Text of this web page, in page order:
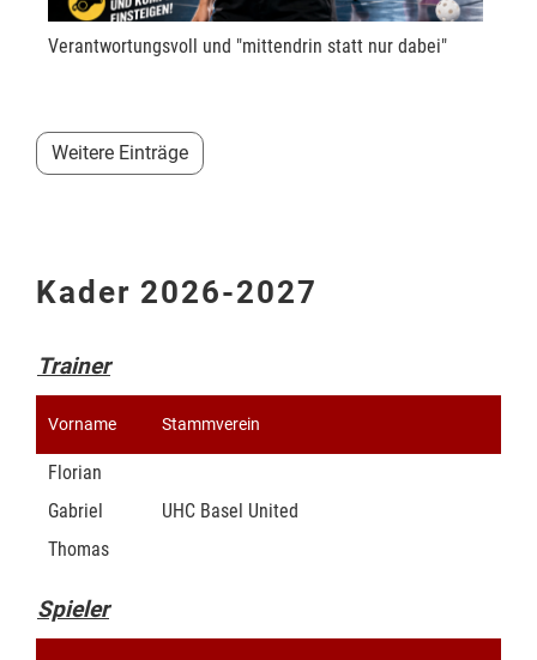
Verantwortungsvoll und "mittendrin statt nur dabei"
Weitere Einträge
Kader 2026-2027
Trainer
Vorname Stammverein
Florian
Gabriel
UHC Basel United
Thomas
Spieler